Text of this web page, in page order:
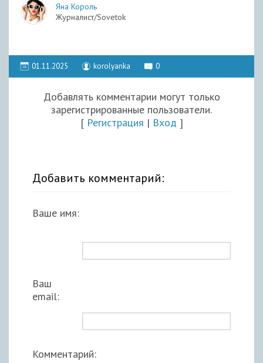
Яна Король
Журналист/Sovetok
01.11.2025 korolyanka 0
Добавлять комментарии могут только
зарегистрированные пользователи.
[ Регистрация | Вход ]
Добавить комментарий:
Ваше имя:
Ваш
email:
Комментарий: